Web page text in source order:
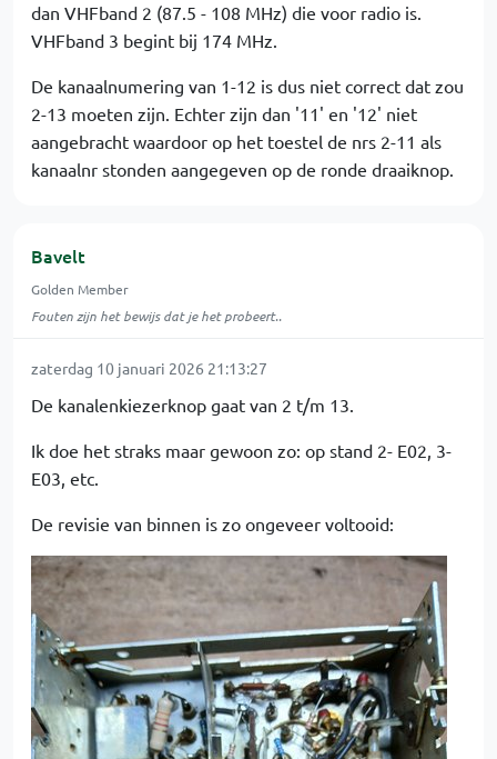
dan VHFband 2 (87.5 - 108 MHz) die voor radio is.
VHFband 3 begint bij 174 MHz.
De kanaalnumering van 1-12 is dus niet correct dat zou
2-13 moeten zijn. Echter zijn dan '11' en '12' niet
aangebracht waardoor op het toestel de nrs 2-11 als
kanaalnr stonden aangegeven op de ronde draaiknop.
Bavelt
Golden Member
Fouten zijn het bewijs dat je het probeert..
zaterdag 10 januari 2026 21:13:27
De kanalenkiezerknop gaat van 2 t/m 13.
Ik doe het straks maar gewoon zo: op stand 2- E02, 3-
E03, etc.
De revisie van binnen is zo ongeveer voltooid: